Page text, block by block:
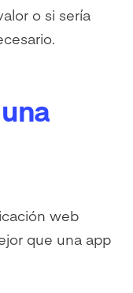
o si sería
web
que una app